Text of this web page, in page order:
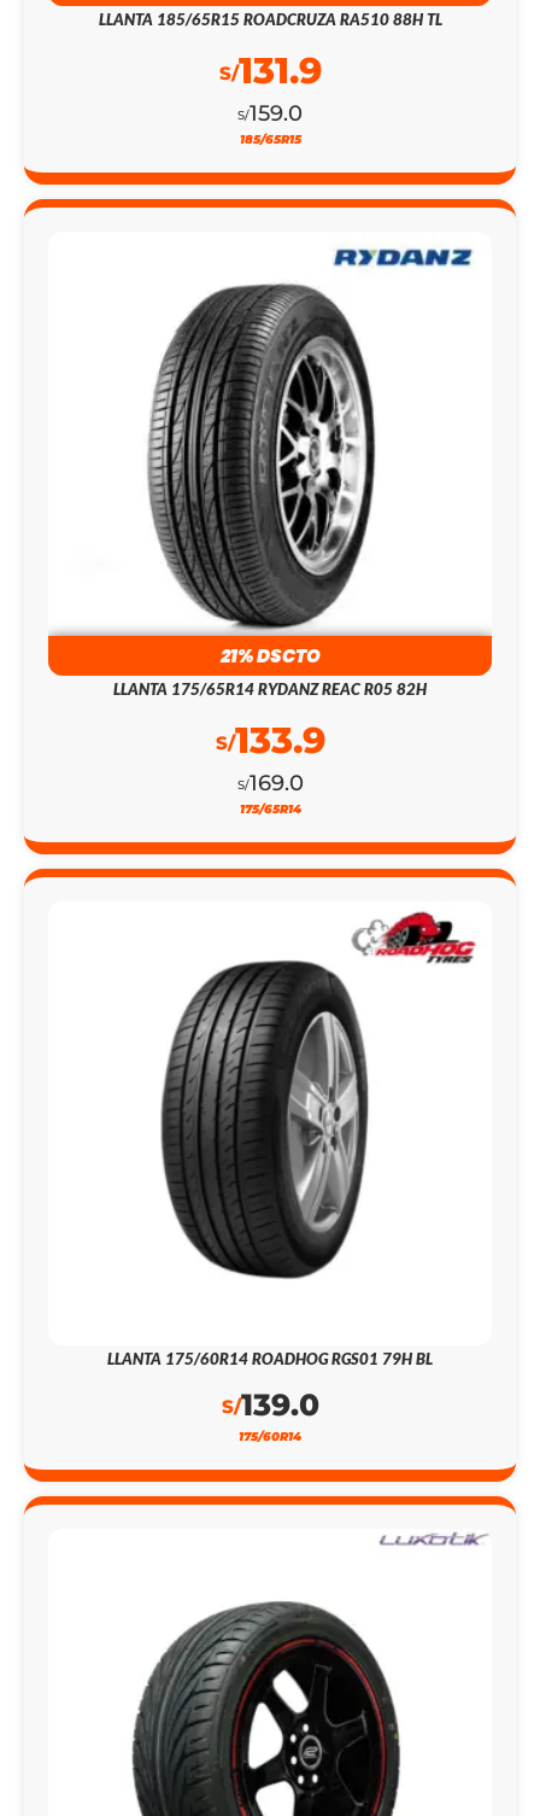
LLANTA 185/65R15 ROADCRUZA RA510 88H TL
S/159.0
S/131.9
185/65R15
21% DSCTO
LLANTA 175/65R14 RYDANZ REAC R05 82H
S/169.0
S/133.9
175/65R14
LLANTA 175/60R14 ROADHOG RGS01 79H BL
S/139.0
175/60R14